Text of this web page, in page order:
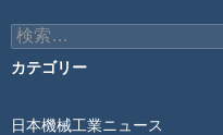
検
索:
カテゴリー
日本機械工業ニュース